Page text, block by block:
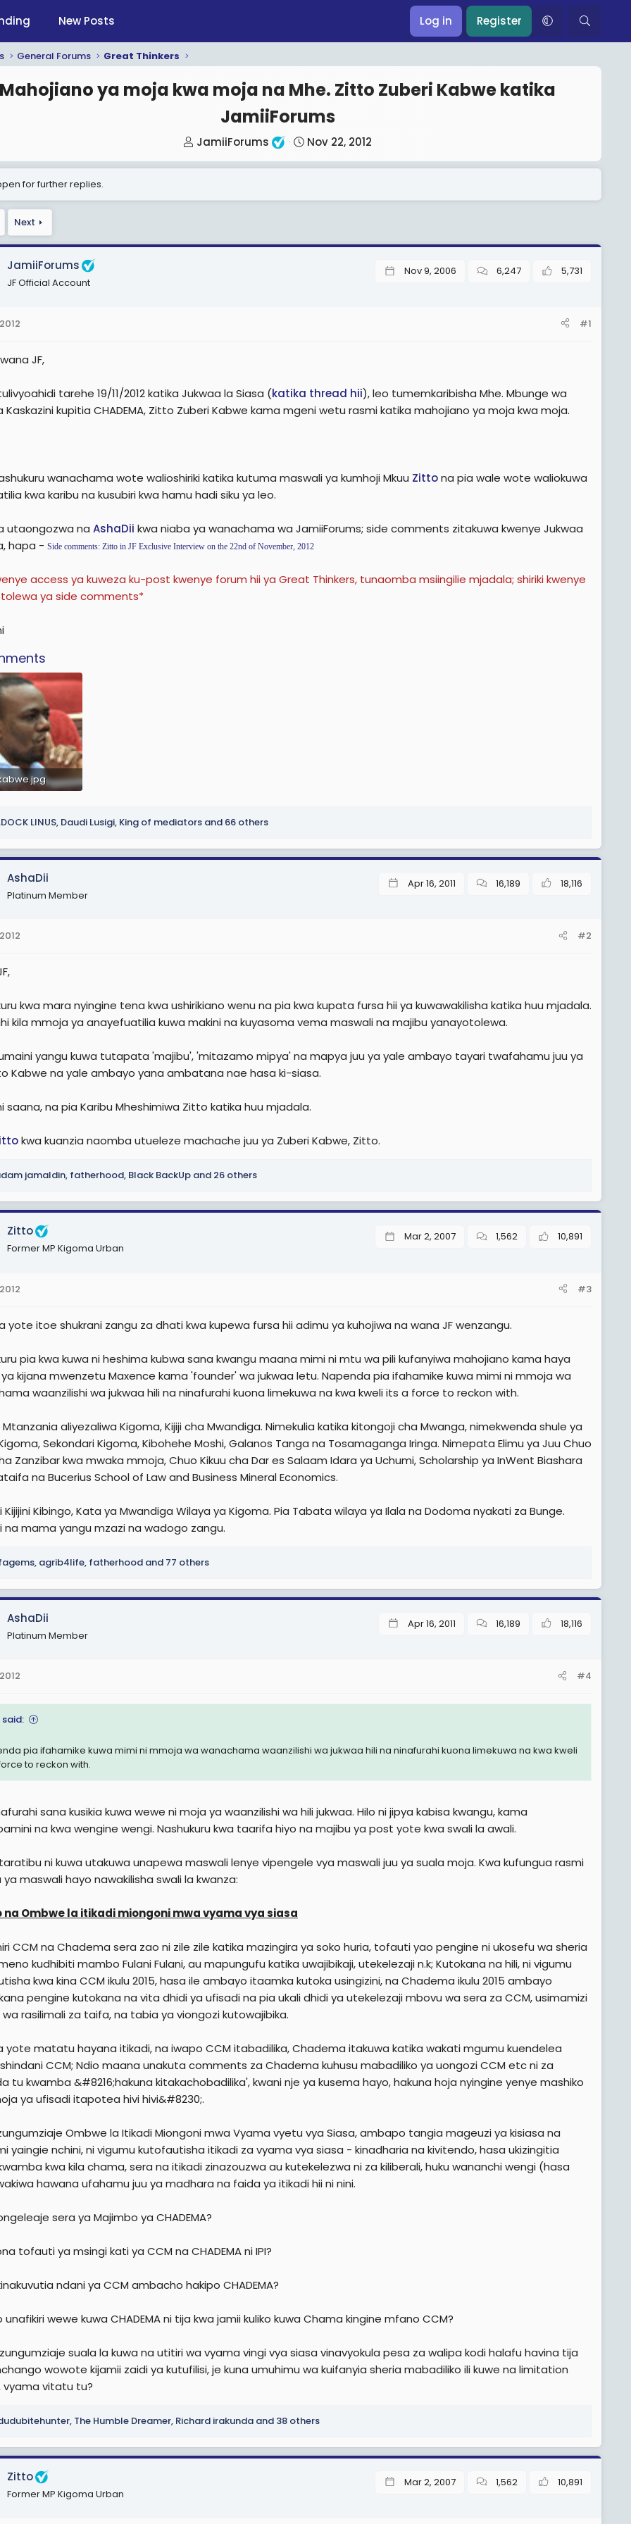
New Posts Log in Register
General Forums Great Thinkers
Mahojiano ya moja kwa moja na Mhe. Zitto Zuberi Kabwe katika
JamiiForums
T
h
s
JamiiForums
S
t
a
Nov 22, 2012
for further replies.
Next
JamiiForums
JF Official Account
Nov 9, 2006 6,247 5,731
#1
JF,
tarehe 19/11/2012 katika Jukwaa la Siasa (katika thread hii), leo tumemkaribisha Mhe. Mbunge wa
Kaskazini kupitia CHADEMA, Zitto Zuberi Kabwe kama mgeni wetu rasmi katika mahojiano ya moja kwa moja.
wanachama wote walioshiriki katika kutuma maswali ya kumhoji Mkuu Zittona pia wale wote waliokuwa
kwa karibu na kusubiri kwa hamu hadi siku ya leo.
utaongozwa na AshaDii kwa niaba ya wanachama wa JamiiForums; side comments zitakuwa kwenye Jukwaa
hapa - Side comments: Zitto in JF Exclusive Interview on the 22nd of November, 2012
access ya kuweza ku-post kwenye forum hii ya Great Thinkers, tunaomba msiingilie mjadala; shiriki kwenye
ya side comments*
LINUS, Daudi Lusigi, King of mediators and 66 others
AshaDii
Platinum Member
Apr 16, 2011 16,189 18,116
#2
kwa mara nyingine tena kwa ushirikiano wenu na pia kwa kupata fursa hii ya kuwawakilisha katika huu mjadala.
kila mmoja ya anayefuatilia kuwa makini na kuyasoma vema maswali na majibu yanayotolewa.
yangu kuwa tutapata 'majibu', 'mitazamo mipya' na mapya juu ya yale ambayo tayari twafahamu juu ya
Kabwe na yale ambayo yana ambatana nae hasa ki-siasa.
saana, na pia Karibu Mheshimiwa Zitto katika huu mjadala.
kwa kuanzia naomba utueleze machache juu ya Zuberi Kabwe, Zitto.
jamaldin, fatherhood, Black BackUp and 26 others
Zitto
Former MP Kigoma Urban
Mar 2, 2007 1,562 10,891
#3
yote itoe shukrani zangu za dhati kwa kupewa fursa hii adimu ya kuhojiwa na wana JF wenzangu.
pia kwa kuwa ni heshima kubwa sana kwangu maana mimi ni mtu wa pili kufanyiwa mahojiano kama haya
kijana mwenzetu Maxence kama 'founder' wa jukwaa letu. Napenda pia ifahamike kuwa mimi ni mmoja wa
waanzilishi wa jukwaa hili na ninafurahi kuona limekuwa na kwa kweli its a force to reckon with.
aliyezaliwa Kigoma, Kijiji cha Mwandiga. Nimekulia katika kitongoji cha Mwanga, nimekwenda shule ya
Sekondari Kigoma, Kibohehe Moshi, Galanos Tanga na Tosamaganga Iringa. Nimepata Elimu ya Juu Chuo
Zanzibar kwa mwaka mmoja, Chuo Kikuu cha Dar es Salaam Idara ya Uchumi, Scholarship ya InWent Biashara
na Bucerius School of Law and Business Mineral Economics.
Kijijini Kibingo, Kata ya Mwandiga Wilaya ya Kigoma. Pia Tabata wilaya ya Ilala na Dodoma nyakati za Bunge.
na mama yangu mzazi na wadogo zangu.
, agrib4life, fatherhood and 77 others
AshaDii
Platinum Member
Apr 16, 2011 16,189 18,116
#4
pia ifahamike kuwa mimi ni mmoja wa wanachama waanzilishi wa jukwaa hili na ninafurahi kuona limekuwa na kwa kweli
to reckon with.
sana kusikia kuwa wewe ni moja ya waanzilishi wa hili jukwaa. Hilo ni jipya kabisa kwangu, kama
na kwa wengine wengi. Nashukuru kwa taarifa hiyo na majibu ya post yote kwa swali la awali.
ni kuwa utakuwa unapewa maswali lenye vipengele vya maswali juu ya suala moja. Kwa kufungua rasmi
maswali hayo nawakilisha swali la kwanza:
na Ombwe la itikadi miongoni mwa vyama vya siasa
CCM na Chadema sera zao ni zile zile katika mazingira ya soko huria, tofauti yao pengine ni ukosefu wa sheria
kudhibiti mambo Fulani Fulani, au mapungufu katika uwajibikaji, utekelezaji n.k; Kutokana na hili, ni vigumu
kwa kina CCM ikulu 2015, hasa ile ambayo itaamka kutoka usingizini, na Chadema ikulu 2015 ambayo
pengine kutokana na vita dhidi ya ufisadi na pia ukali dhidi ya utekelezaji mbovu wa sera za CCM, usimamizi
rasilimali za taifa, na tabia ya viongozi kutowajibika.
yote matatu hayana itikadi, na iwapo CCM itabadilika, Chadema itakuwa katika wakati mgumu kuendelea
CCM; Ndio maana unakuta comments za Chadema kuhusu mabadiliko ya uongozi CCM etc ni za
tu kwamba &#8216;hakuna kitakachobadilika', kwani nje ya kusema hayo, hakuna hoja nyingine yenye mashiko
ya ufisadi itapotea hivi hivi&#8230;.
Ombwe la Itikadi Miongoni mwa Vyama vyetu vya Siasa, ambapo tangia mageuzi ya kisiasa na
yaingie nchini, ni vigumu kutofautisha itikadi za vyama vya siasa - kinadharia na kivitendo, hasa ukizingitia
kwa kila chama, sera na itikadi zinazouzwa au kutekelezwa ni za kiliberali, huku wananchi wengi (hasa
hawana ufahamu juu ya madhara na faida ya itikadi hii ni nini.
sera ya Majimbo ya CHADEMA?
tofauti ya msingi kati ya CCM na CHADEMA ni IPI?
ndani ya CCM ambacho hakipo CHADEMA?
unafikiri wewe kuwa CHADEMA ni tija kwa jamii kuliko kuwa Chama kingine mfano CCM?
suala la kuwa na utitiri wa vyama vingi vya siasa vinavyokula pesa za walipa kodi halafu havina tija
wowote kijamii zaidi ya kutufilisi, je kuna umuhimu wa kuifanyia sheria mabadiliko ili kuwe na limitation
vyama vitatu tu?
, The Humble Dreamer, Richard irakunda and 38 others
Zitto
Former MP Kigoma Urban
Mar 2, 2007 1,562 10,891